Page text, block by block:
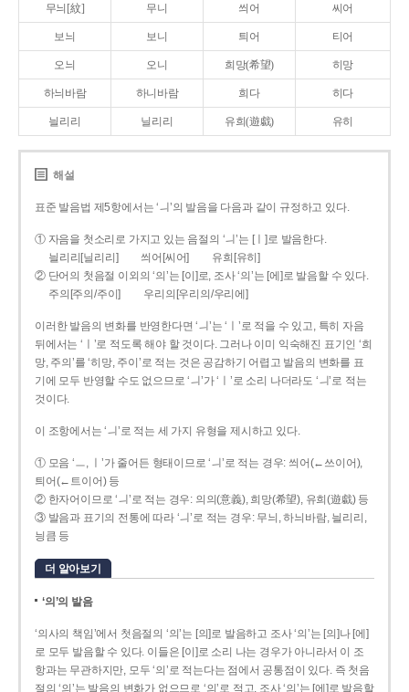
무늬[紋] 무니 씌어 씨어
보늬 보니 틔어 티어
오늬 오니 희망(希望) 히망
하늬바람 하니바람 희다 히다
늴리리 닐리리 유희(遊戱) 유히
해설
표준 발음법 제5항에서는 ‘ㅢ’의 발음을 다음과 같이 규정하고 있다.
① 자음을 첫소리로 가지고 있는 음절의 ‘ㅢ’는 [ㅣ]로 발음한다.
늴리리[닐리리]
씌어[씨어]
유희[유히]
② 단어의 첫음절 이외의 ‘의’는 [이]로, 조사 ‘의’는 [에]로 발음할 수 있다.
주의[주의/주이]
우리의[우리의/우리에]
이러한 발음의 변화를 반영한다면 ‘ㅢ’는 ‘ㅣ’로 적을 수 있고, 특히 자음
뒤에서는 ‘ㅣ’로 적도록 해야 할 것이다. 그러나 이미 익숙해진 표기인 ‘희
망, 주의’를 ‘히망, 주이’로 적는 것은 공감하기 어렵고 발음의 변화를 표
기에 모두 반영할 수도 없으므로 ‘ㅢ’가 ‘ㅣ’로 소리 나더라도 ‘ㅢ’로 적는
것이다.
이 조항에서는 ‘ㅢ’로 적는 세 가지 유형을 제시하고 있다.
① 모음 ‘ㅡ, ㅣ’가 줄어든 형태이므로 ‘ㅢ’로 적는 경우: 씌어(←쓰이어),
틔어(←트이어) 등
② 한자어이므로 ‘ㅢ’로 적는 경우: 의의(意義), 희망(希望), 유희(遊戱) 등
③ 발음과 표기의 전통에 따라 ‘ㅢ’로 적는 경우: 무늬, 하늬바람, 늴리리,
닁큼 등
더 알아보기
‘의’의 발음
‘의사의 책임’에서 첫음절의 ‘의’는 [의]로 발음하고 조사 ‘의’는 [의]나 [에]
로 모두 발음할 수 있다. 이들은 [이]로 소리 나는 경우가 아니라서 이 조
항과는 무관하지만, 모두 ‘의’로 적는다는 점에서 공통점이 있다. 즉 첫음
절의 ‘의’는 발음의 변화가 없으므로 ‘의’로 적고, 조사 ‘의’는 [에]로 발음할